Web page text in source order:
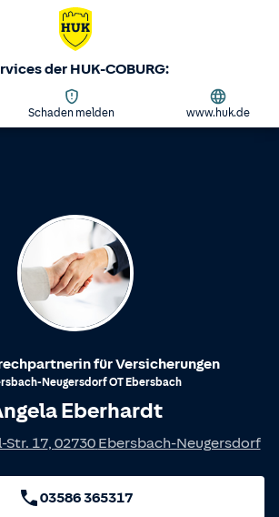
der HUK-COBURG:
Schaden melden www.huk.de
für Versicherungen
NeugersdorfOT Ebersbach
Eberhardt
Str. 17, 02730 Ebersbach-Neugersdorf
03586 365317